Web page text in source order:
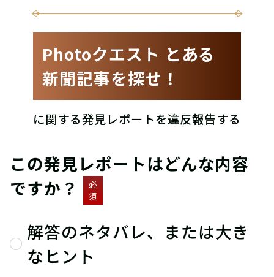
Photoクエスト とある
新聞記事を探せ！
に関する発見レポートを違反報告する
この発見レポートはどんな内容
ですか？
必
須
解答のネタバレ、または大き
なヒント